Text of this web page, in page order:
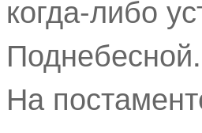
когда-либо
Поднебесной.
На